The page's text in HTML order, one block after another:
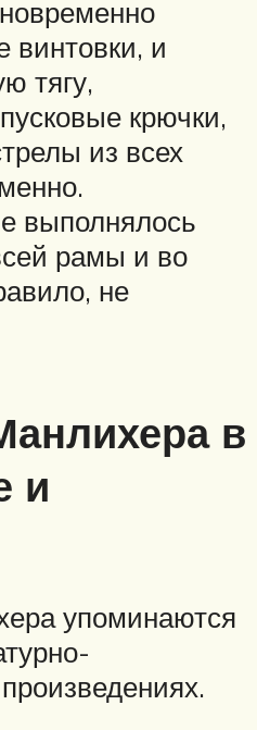
винтовки, и
тягу,
крючки,
из всех
выполнялось
рамы и во
не
в
и
упоминаются